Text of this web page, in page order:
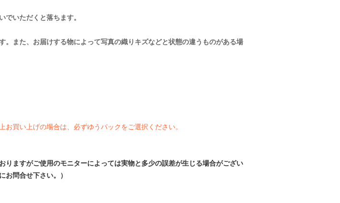
いただくと落ちます。
また、お届けする物によって写真の織りキズなどと状態の違うものがある場
買い上げの場合は、必ずゆうパックをご選択ください。
ますがご使用のモニターによっては実物と多少の誤差が生じる場合がござい
お問合せ下さい。）